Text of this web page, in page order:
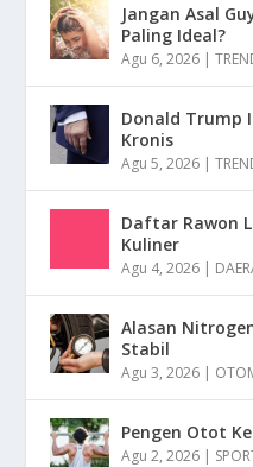
Jangan Asal
Paling Ideal?
Agu 6, 2026 |
Donald Trump
Kronis
Agu 5, 2026 |
Daftar Rawon
Kuliner
Agu 4, 2026 |
Alasan
Stabil
Agu 3, 2026 |
Pengen Otot
Agu 2, 2026 |